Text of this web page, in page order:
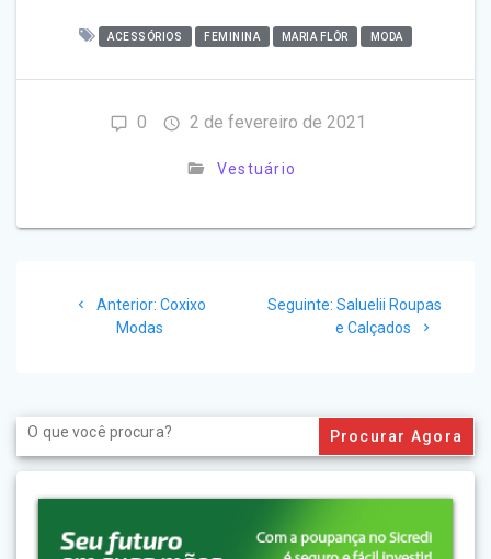
ACESSÓRIOS FEMININA MARIA FLÔR MODA
0 2 de fevereiro de 2021
Vestuário
Anterior: Post
anterior:
Coxixo
Modas
Seguinte: Post
seguinte:
Saluelii Roupas
e Calçados
Search
for: